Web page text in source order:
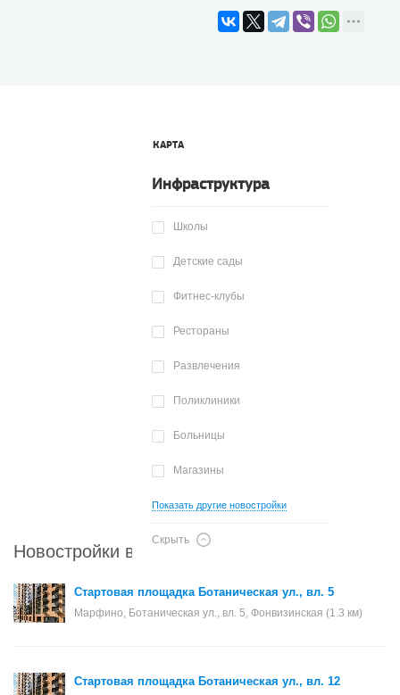
КАРТА
Инфраструктура
Школы
Детские сады
Фитнес-клубы
Рестораны
Развлечения
Поликлиники
Больницы
Магазины
Показать другие новостройки
Скрыть
Новостройки в районе Марфино
Стартовая площадка Ботаническая ул., вл. 5
Марфино, Ботаническая ул., вл. 5, Фонвизинская (1.3 км)
Стартовая площадка Ботаническая ул., вл. 12